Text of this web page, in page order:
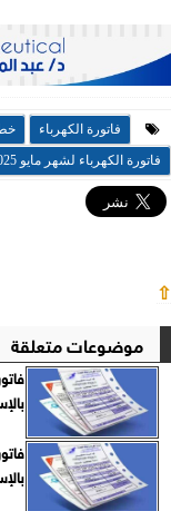
فاتورة الكهرباء
فاتورة الكهرباء لشهر مايو 2025
⇧
موضوعات متعلقة